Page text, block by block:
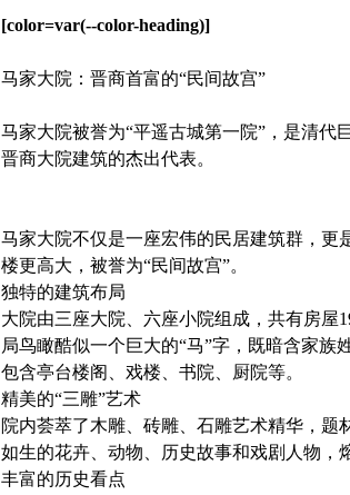
[color=var(--color-heading)]
马家大院：晋商首富的“民间故宫”
马家大院被誉为“平遥古城第一院”，是清代
晋商大院建筑的杰出代表。
马家大院不仅是一座宏伟的民居建筑群，更
楼更高大，被誉为“民间故宫”。
独特的建筑布局
大院由三座大院、六座小院组成，共有房屋
局鸟瞰酷似一个巨大的“马”字，既暗含家族
包含亭台楼阁、戏楼、书院、厨院等。
精美的“三雕”艺术
院内荟萃了木雕、砖雕、石雕艺术精华，
如生的花卉、动物、历史故事和戏剧人物，
丰富的历史看点